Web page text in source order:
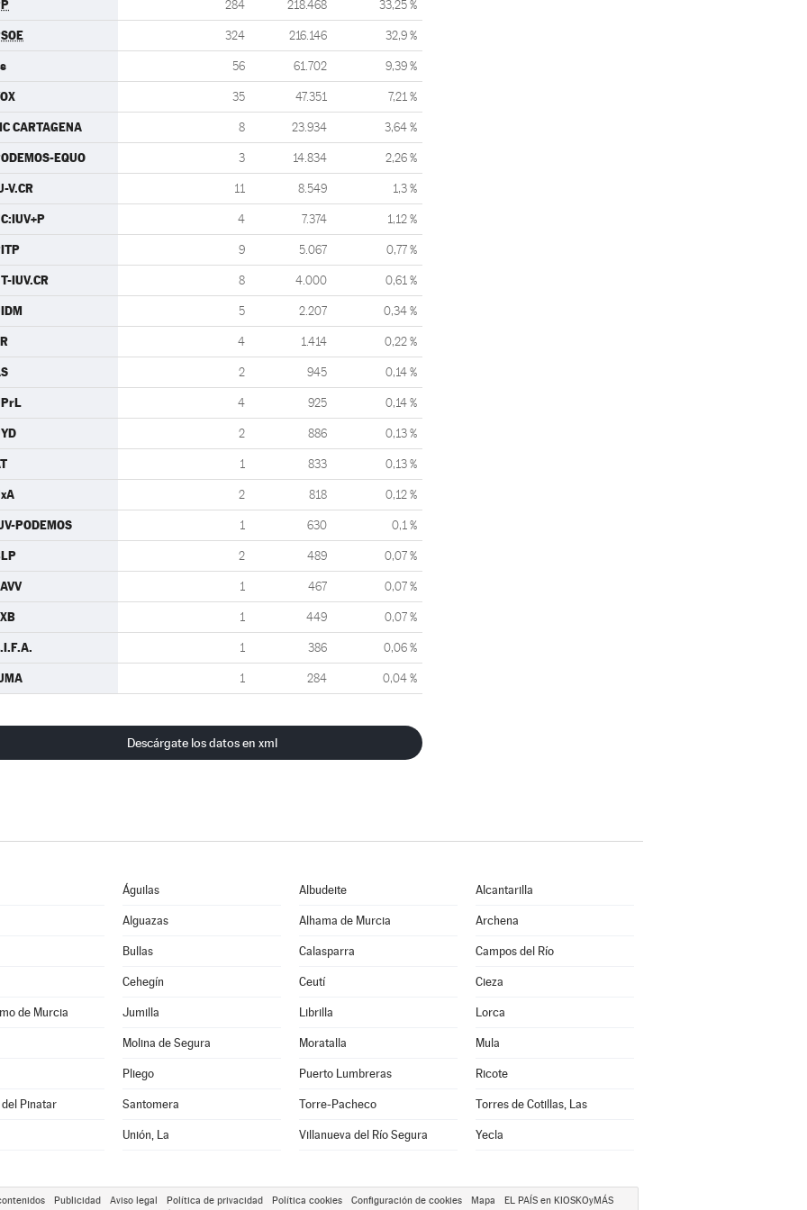
284 218.468 33,25 %
324 216.146 32,9 %
56 61.702 9,39 %
35 47.351 7,21 %
CARTAGENA 8 23.934 3,64 %
EQUO 3 14.834 2,26 %
V.CR 11 8.549 1,3 %
4 7.374 1,12 %
9 5.067 0,77 %
IUV.CR 8 4.000 0,61 %
5 2.207 0,34 %
4 1.414 0,22 %
2 945 0,14 %
4 925 0,14 %
2 886 0,13 %
1 833 0,13 %
2 818 0,12 %
PODEMOS 1 630 0,1 %
2 489 0,07 %
1 467 0,07 %
1 449 0,07 %
1 386 0,06 %
1 284 0,04 %
Descárgate los datos en xml
Águilas Albudeite Alcantarilla
Alguazas Alhama de Murcia Archena
Bullas Calasparra Campos del Río
Cehegín Ceutí Cieza
de Murcia Jumilla Librilla Lorca
Molina de Segura Moratalla Mula
Pliego Puerto Lumbreras Ricote
Pinatar Santomera Torre-Pacheco Torres de Cotillas, Las
Unión, La Villanueva del Río Segura Yecla
Publicidad Aviso legal Política de privacidad Política cookies Configuración de cookies Mapa EL PAÍS en KIOSKOyMÁS